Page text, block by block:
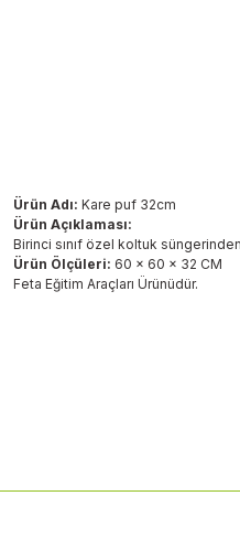
Ürün Adı: Kare puf 32cm
Ürün Açıklaması:
Birinci sınıf özel koltuk
Ürün Ölçüleri: 60 x 60 x 32 CM
Feta Eğitim Araçları Ürünüdür.